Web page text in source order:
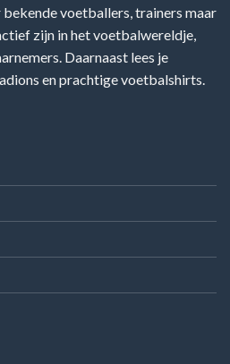
voetballers, trainers maar
zijn in het voetbalwereldje,
Daarnaast lees je
en prachtige voetbalshirts.